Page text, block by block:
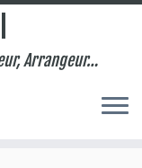
Arrangeur…